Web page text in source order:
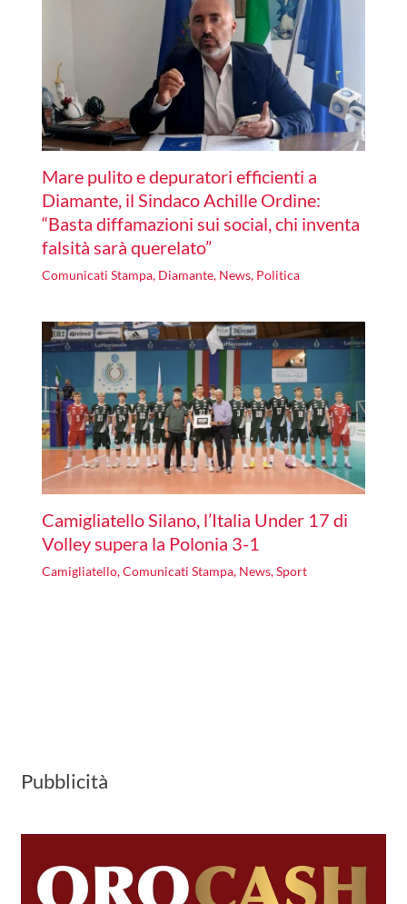
Mare pulito e depuratori efficienti a
Diamante, il Sindaco Achille Ordine:
“Basta diffamazioni sui social, chi inventa
falsità sarà querelato”
Comunicati Stampa, Diamante, News, Politica
Camigliatello Silano, l’Italia Under 17 di
Volley supera la Polonia 3-1
Camigliatello,Comunicati Stampa, News,Sport
Pubblicità